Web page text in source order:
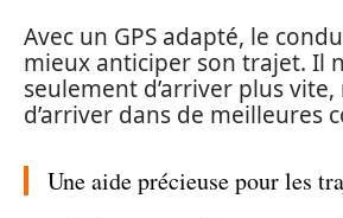
Avec un GPS adapté, le
mieux anticiper son trajet. Il
seulement d’arriver plus
d’arriver dans de meilleures
Une aide précieuse pour les